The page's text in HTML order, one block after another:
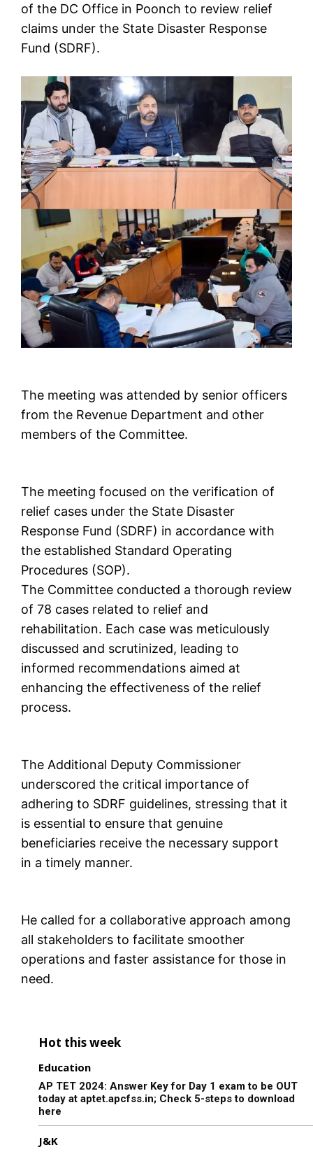
of the DC Office in Poonch to review relief
claims under the State Disaster Response
Fund (SDRF).
The meeting was attended by senior officers
from the Revenue Department and other
members of the Committee.
The meeting focused on the verification of
relief cases under the State Disaster
Response Fund (SDRF) in accordance with
the established Standard Operating
Procedures (SOP).
The Committee conducted a thorough review
of 78 cases related to relief and
rehabilitation. Each case was meticulously
discussed and scrutinized, leading to
informed recommendations aimed at
enhancing the effectiveness of the relief
process.
The Additional Deputy Commissioner
underscored the critical importance of
adhering to SDRF guidelines, stressing that it
is essential to ensure that genuine
beneficiaries receive the necessary support
in a timely manner.
He called for a collaborative approach among
all stakeholders to facilitate smoother
operations and faster assistance for those in
need.
Hot this week
Education
AP TET 2024: Answer Key for Day 1 exam to be OUT
today at aptet.apcfss.in; Check 5-steps to download
here
J&K